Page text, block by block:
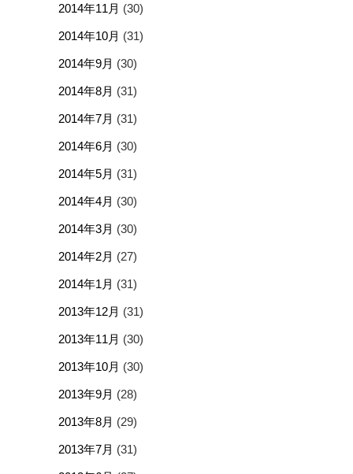
2014年11月 (30)
2014年10月 (31)
2014年9月 (30)
2014年8月 (31)
2014年7月 (31)
2014年6月 (30)
2014年5月 (31)
2014年4月 (30)
2014年3月 (30)
2014年2月 (27)
2014年1月 (31)
2013年12月 (31)
2013年11月 (30)
2013年10月 (30)
2013年9月 (28)
2013年8月 (29)
2013年7月 (31)